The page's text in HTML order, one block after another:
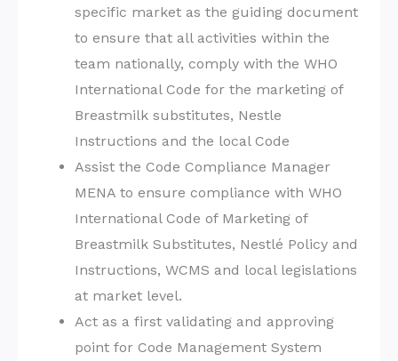
specific market as the guiding document
to ensure that all activities within the
team nationally, comply with the WHO
International Code for the marketing of
Breastmilk substitutes, Nestle
Instructions and the local Code
Assist the Code Compliance Manager
MENA to ensure compliance with WHO
International Code of Marketing of
Breastmilk Substitutes, Nestlé Policy and
Instructions, WCMS and local legislations
at market level.
Act as a first validating and approving
point for Code Management System